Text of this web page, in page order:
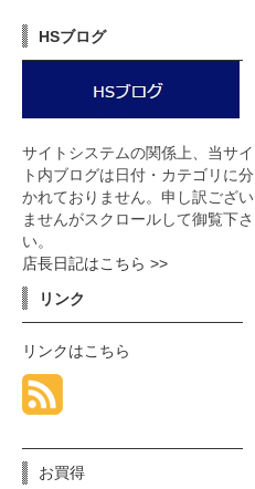
HSブログ
サイトシステムの関係上、当サイ
ト内ブログは日付・カテゴリに分
かれておりません。申し訳ござい
ませんがスクロールして御覧下さ
い。
店長日記はこちら >>
リンク
リンクはこちら
お買得